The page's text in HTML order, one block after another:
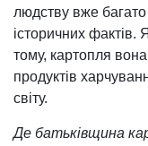
людству вже багато
історичних фактів.
тому, картопля
продуктів
світу.
Де батьківщина